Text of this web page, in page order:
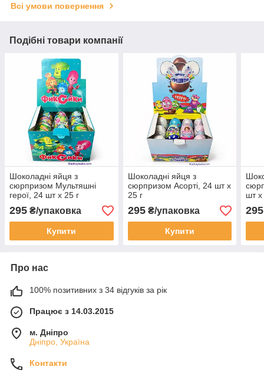
Всі умови повернення
Подібні товари компанії
Шоколадні яйця з
сюрпризом Мультяшні
герої, 24 шт х 25 г
295 ₴/упаковка
Купити
Шоколадні яйця з
сюрпризом Асорті, 24 шт х
25 г
295₴/упаковка
Купити
шт х
295
Про нас
100% позитивних з 34 відгуків за рік
Працює з 14.03.2015
м. Дніпро
Дніпро, Україна
Контакти